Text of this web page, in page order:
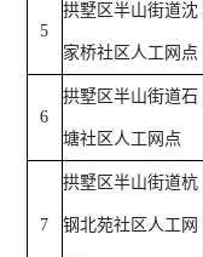
5
拱墅区半山街道沈
家桥社区人工网点
6
拱墅区半山街道石
塘社区人工网点
7
拱墅区半山街道杭
钢北苑社区人工网